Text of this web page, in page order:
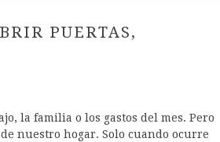
PUERTAS,
la familia o los gastos del mes. Pero
nuestro hogar. Solo cuando ocurre